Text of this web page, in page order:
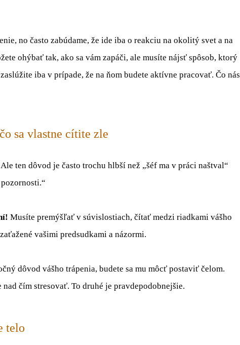
no často zabúdame, že ide iba o reakciu na okolitý svet a na
ohýbať tak, ako sa vám zapáči, ale musíte nájsť spôsob, ktorý
iba v prípade, že na ňom budete aktívne pracovať. Čo nás
sa vlastne cítite zle
ten dôvod je často trochu hlbší než „šéf ma v práci naštval“
Musíte premýšľať v súvislostiach, čítať medzi riadkami vášho
vašimi predsudkami a názormi.
dôvod vášho trápenia, budete sa mu môcť postaviť čelom.
nad čím stresovať. To druhé je pravdepodobnejšie.
telo